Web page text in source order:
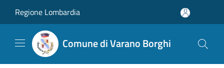
Regione Lombardia
Comune di Varano Borghi